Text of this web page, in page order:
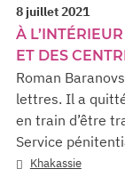
8 juillet 2021
À
ET DES
Roman
lettres. Il a
en train d’être
Service
Khakassie